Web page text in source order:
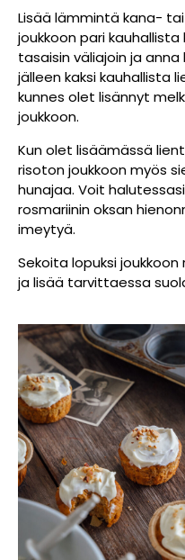
Lisää lämmintä kana-
joukkoon pari
tasaisin väliajoin ja
jälleen kaksi kauhallista
kunnes olet lisännyt
joukkoon.
Kun olet lisäämässä
risoton joukkoon myös
hunajaa. Voit
rosmariinin oksan
imeytyä.
Sekoita lopuksi
ja lisää tarvittaessa